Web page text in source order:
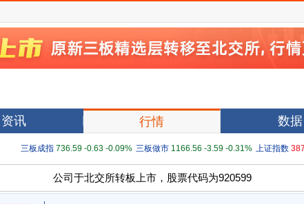
资讯 行情 数据
三板成指 736.59 -0.63 -0.09% 三板做市 1166.56 -3.59 -0.31% 上证指数
公司于北交所转板上市，股票代码为920599